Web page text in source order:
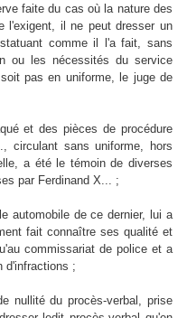
faite du cas où la nature des
l'exigent, il ne peut dresser un
comme il l'a fait, sans
ou les nécessités du service
pas en uniforme, le juge de
et des pièces de procédure
circulant sans uniforme, hors
a été le témoin de diverses
par Ferdinand X... ;
automobile de ce dernier, lui a
fait connaître ses qualité et
commissariat de police et a
d'infractions ;
nullité du procès-verbal, prise